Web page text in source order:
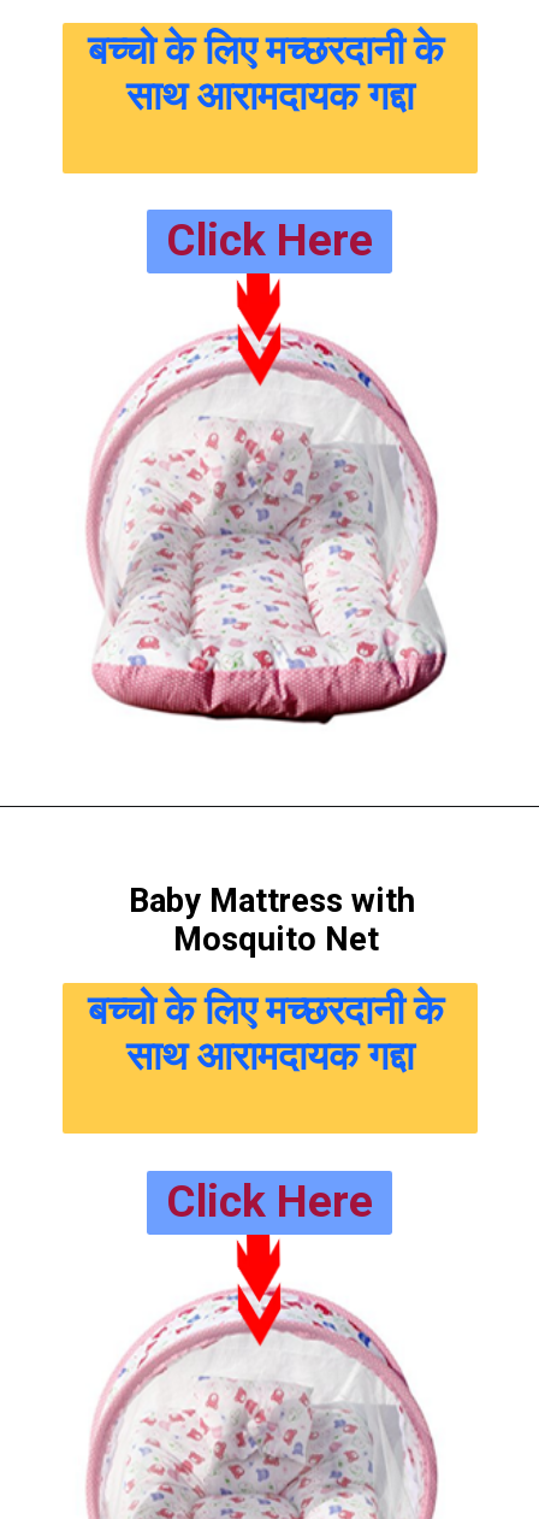
बच्चो के लिए मच्छरदानी के
साथ आरामदायक गद्दा
Click Here
Baby Mattress with
Mosquito Net
बच्चो के लिए मच्छरदानी के
साथ आरामदायक गद्दा
Click Here